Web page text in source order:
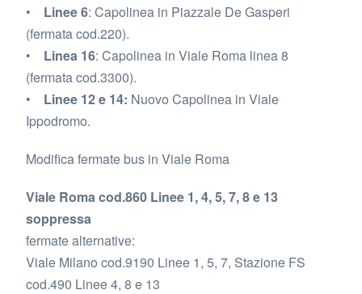
• Linee 6: Capolinea in Piazzale De Gasperi
(fermata cod.220).
• Linea 16: Capolinea in Viale Roma linea 8
(fermata cod.3300).
• Linee 12 e 14: Nuovo Capolinea in Viale
Ippodromo.
Modifica fermate bus in Viale Roma
Viale Roma cod.860 Linee 1, 4, 5, 7, 8 e 13
soppressa
fermate alternative:
Viale Milano cod.9190 Linee 1, 5, 7, Stazione FS
cod.490 Linee 4, 8 e 13